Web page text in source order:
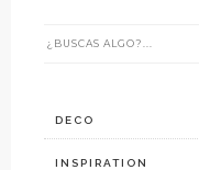
DECO
INSPIRATION